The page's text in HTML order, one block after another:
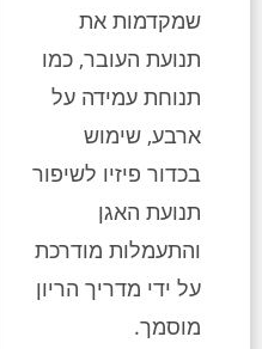
שמקדמות את
תנועת העובר, כמו
תנוחת עמידה על
ארבע, שימוש
בכדור פיזיו לשיפור
תנועת האגן
והתעמלות מודרכת
על ידי מדריך הריון
מוסמך.